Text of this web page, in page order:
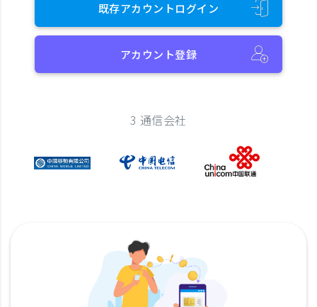
既存アカウントログイン
アカウント登録
3 通信会社